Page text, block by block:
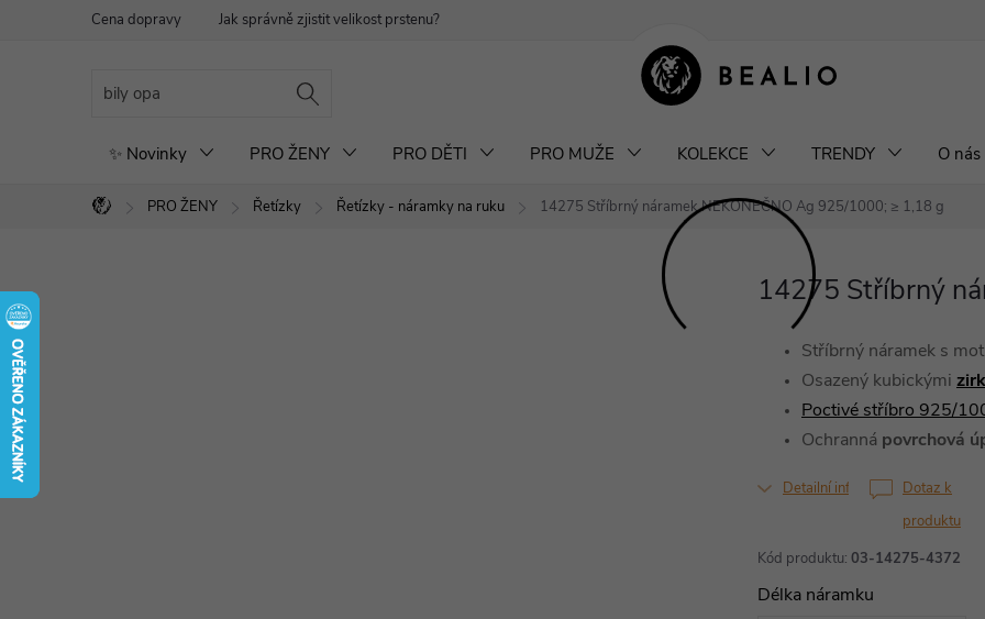
Cena dopravy Jak správně zjistit velikost prstenu?
✨ Novinky PRO ŽENY PRO DĚTI PRO MUŽE KOLEKCE TRENDY O nás
Domů
PRO ŽENY Řetízky Řetízky - náramky na ruku 14275 Stříbrný náramek NEKONEČNO Ag 925/1000; ≥ 1,18 g
14275 Stříbrný
Kód produktu: 03-14275-4372
Stříbrný náramek s
Osazený kubickými
Poctivé stříbro 925/
Ochranná povrchová
Detailní informace
Délka náramku
Dotaz k
produktu